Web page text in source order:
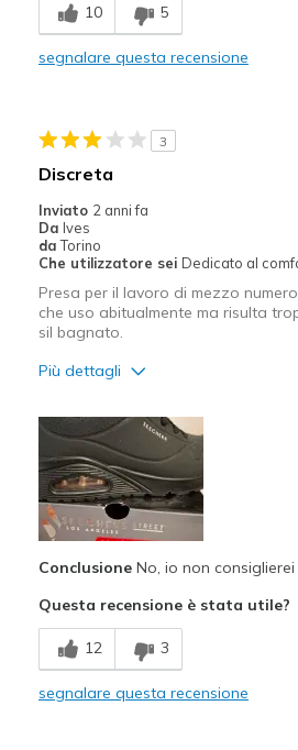
Taglie La taglia piena è
10 5
segnalare questa recensione
3
Discreta
Inviato 2 anni fa
Da Ives
da Torino
Che utilizzatore sei Dedicato al
Presa per il lavoro di mezzo
che uso abitualmente ma risulta
sil bagnato.
Più dettagli
Confortevole
Difetti
Non adatte sul bagnato
Larghezza
Troppo
Taglie
La
Punti di vista sulle
scarpe
ConclusioneNo, io non
Questa recensione è stata utile?
12 3
segnalare questa recensione